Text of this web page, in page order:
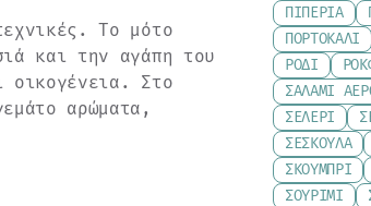
Το μότο
και την αγάπη του
οικογένεια. Στο
αρώματα,
ΠΙΠΕΡΙΆ
ΠΟΡΤΟΚΆΛΙ
ΡΌΔΙ
ΣΑΛΆΜΙ
ΣΈΛΕΡΙ
ΣΈΣΚΟΥΛΑ
ΣΚΟΥΜΠΡΊ
ΣΟΥΡΊΜΙ